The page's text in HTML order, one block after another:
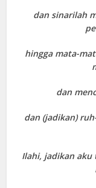
dan sinarilah
hingga mata-
dan
dan (jadikan)
Ilahi, jadikan aku